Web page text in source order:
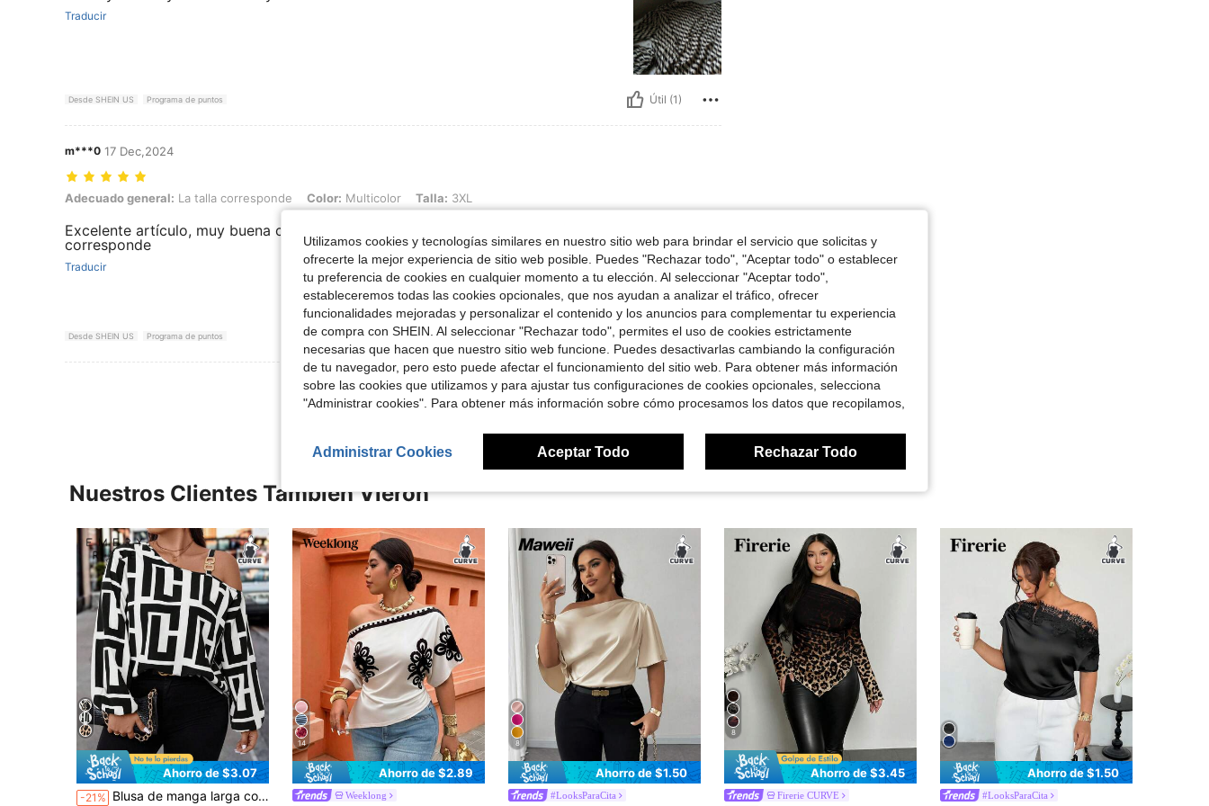
Traducir
Desde SHEIN US Programa de puntos Útil (1)
m***0 17 Dec,2024
Adecuado general: La talla corresponde, Color: Multicolor, Talla: 3XL
Adecuado general: La talla corresponde Color: Multicolor Talla: 3XL
Excelente artículo, muy buena calidad, excelente precio, cliente satisfecha. La talla
corresponde
Traducir
Desde SHEIN US Programa de puntos Útil (1)
Ver Más Reseñas
Nuestros Clientes También Vieron
Ahorro de $3.07
-21% Blusa de manga larga con estampado total, cuello asimétrico y un solo hombro, para mujer de talla grande, ropa de otoño
14
Ahorro de $2.89
Weeklong
8
Ahorro de $1.50
#LooksParaCita
8
Ahorro de $3.45
Firerie CURVE
Ahorro de $1.50
#LooksParaCita
Utilizamos cookies y tecnologías similares en nuestro sitio web para brindar el servicio que solicitas y
ofrecerte la mejor experiencia de sitio web posible. Puedes "Rechazar todo", "Aceptar todo" o establecer
tu preferencia de cookies en cualquier momento a tu elección. Al seleccionar "Aceptar todo",
estableceremos todas las cookies opcionales, que nos ayudan a analizar el tráfico, ofrecer
funcionalidades mejoradas y personalizar el contenido y los anuncios para complementar tu experiencia
de compra con SHEIN. Al seleccionar "Rechazar todo", permites el uso de cookies estrictamente
necesarias que hacen que nuestro sitio web funcione. Puedes desactivarlas cambiando la configuración
de tu navegador, pero esto puede afectar el funcionamiento del sitio web. Para obtener más información
sobre las cookies que utilizamos y para ajustar tus configuraciones de cookies opcionales, selecciona
"Administrar cookies". Para obtener más información sobre cómo procesamos los datos que recopilamos,
Administrar Cookies Aceptar Todo Rechazar Todo